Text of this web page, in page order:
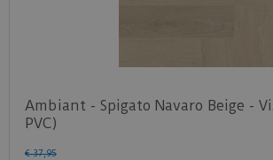
Ambiant - Spigato Navaro Beige -
PVC)
€ 37,95